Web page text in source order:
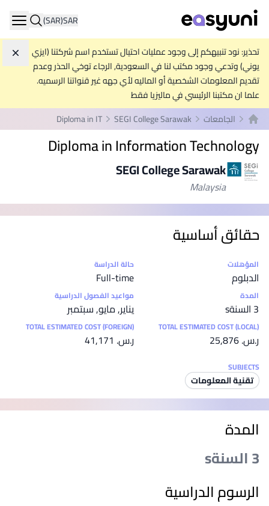
SAR
(SAR)
تحذير: نود تنبيهكم إلى وجود عمليات احتيال تستخدم اسم شركتنا (ايزي
يوني) وتدعي وجود مكتب لنا في السعودية, الرجاء توخي الحذر وعدم
تقديم المعلومات الشخصية أو الماليه لأي جهه غير قنواتنا الرسميه.
علما ان مكتبنا الرئيسي في ماليزيا فقط
الصفحة الرئيسية
الجامعات SEGI College Sarawak
Diploma in IT
Diploma in Information Technology
SEGI College Sarawak
Malaysia
حقائق أساسية
إحصائيات
المؤهلات
الدبلوم
حالة الدراسة
Full-time
المدة
3 السنةs
مواعيد الفصول الدراسية
يناير, مايو, سبتمبر
TOTAL ESTIMATED COST (LOCAL)
ر.س.‏ 25,876
TOTAL ESTIMATED COST (FOREIGN)
ر.س.‏ 41,171
SUBJECTS
تقنية المعلومات
المدة
3 السنةs
الرسوم الدراسية